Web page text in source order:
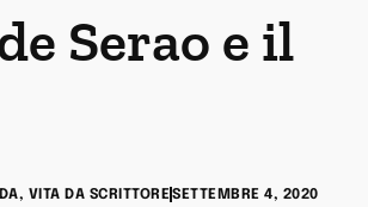
Serao e il
, VITA DA SCRITTORESETTEMBRE 4, 2020